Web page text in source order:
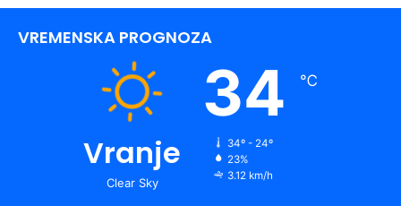
VREMENSKA PROGNOZA
Vranje
Clear Sky
34 ℃
34º - 24º
23%
3.12 km/h